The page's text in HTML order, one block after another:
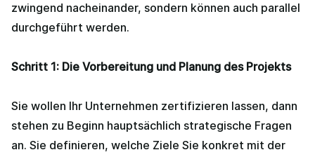
zwingend nacheinander, sondern können auch parallel
durchgeführt werden.
Schritt 1: Die Vorbereitung und Planung des Projekts
Sie wollen Ihr Unternehmen zertifizieren lassen, dann
stehen zu Beginn hauptsächlich strategische Fragen
an. Sie definieren, welche Ziele Sie konkret mit der